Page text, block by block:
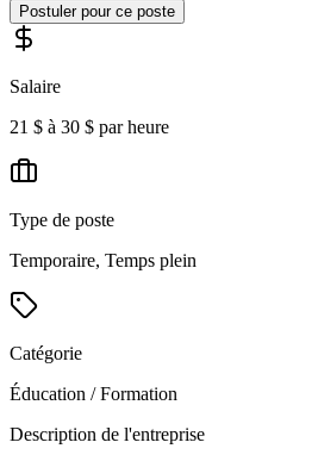
Postuler pour ce poste
Salaire
21 $ à 30 $ par heure
Type de poste
Temporaire, Temps plein
Catégorie
Éducation / Formation
Description de l'entreprise